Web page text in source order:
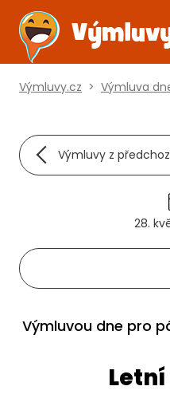
Výmluvy.cz > Výmluva
Výmluvy z
28.
Výmluvou dne pro